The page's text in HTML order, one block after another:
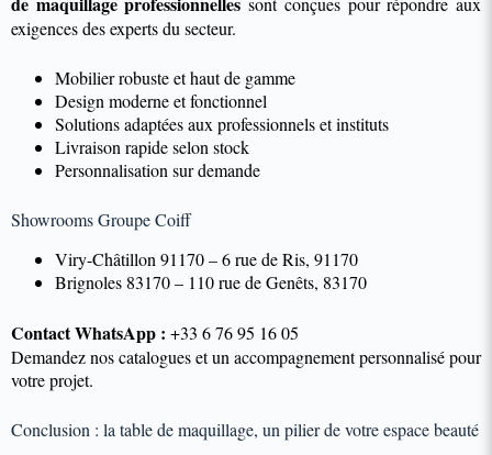
exigences des experts du secteur.
Mobilier robuste et haut de gamme
Design moderne et fonctionnel
Solutions adaptées aux professionnels et instituts
Livraison rapide selon stock
Personnalisation sur demande
Showrooms Groupe Coiff
Viry-Châtillon 91170 – 6 rue de Ris, 91170
Brignoles 83170 – 110 rue de Genêts, 83170
Contact WhatsApp : +33 6 76 95 16 05
Demandez nos catalogues et un accompagnement personnalisé pour
votre projet.
Conclusion : la table de maquillage, un pilier de votre espace beauté